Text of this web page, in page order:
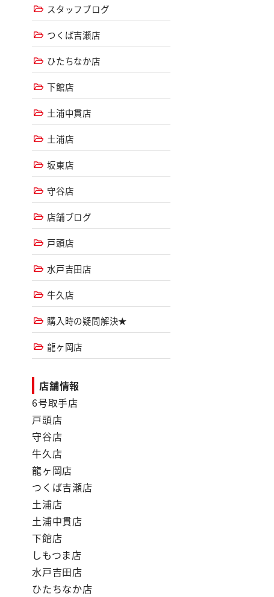
スタッフブログ
つくば吉瀬店
ひたちなか店
下館店
土浦中貫店
土浦店
坂東店
守谷店
店舗ブログ
戸頭店
水戸吉田店
牛久店
購入時の疑問解決★
龍ヶ岡店
店舗情報
6号取手店
戸頭店
守谷店
牛久店
龍ヶ岡店
つくば吉瀬店
土浦店
土浦中貫店
下館店
しもつま店
水戸吉田店
ひたちなか店